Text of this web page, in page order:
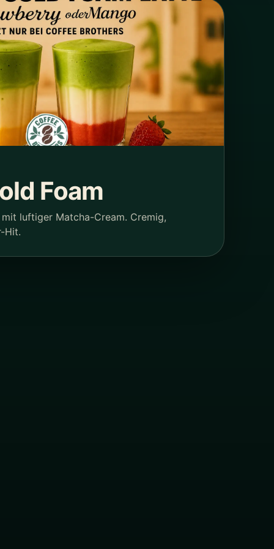
Foam
luftiger Matcha-Cream. Cremig,
Hit.